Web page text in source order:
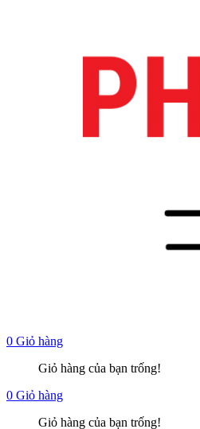
0 Giỏ hàng
Giỏ hàng của bạn trống!
0 Giỏ hàng
Giỏ hàng của bạn trống!